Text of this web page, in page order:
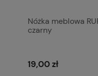
Nóżka meblowa
czarny
19,00 zł